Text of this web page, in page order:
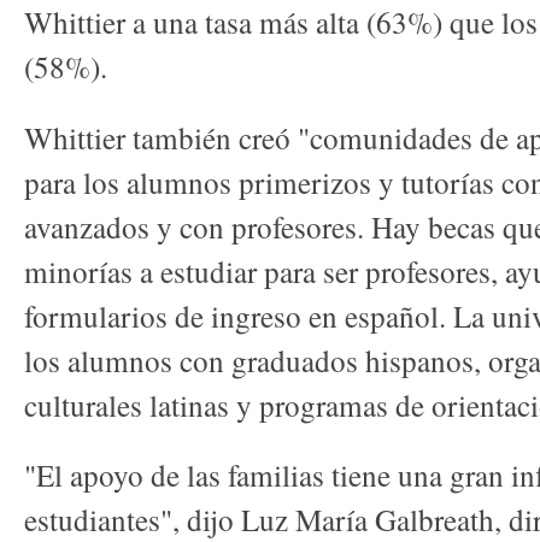
Whittier a una tasa más alta (63%) que
(58%).
Whittier también creó "comunidades de
para los alumnos primerizos y tutorías
avanzados y con profesores. Hay becas
minorías a estudiar para ser profesores,
formularios de ingreso en español. La
los alumnos con graduados hispanos,
culturales latinas y programas de
"El apoyo de las familias tiene una gran
estudiantes", dijo Luz María Galbreath,